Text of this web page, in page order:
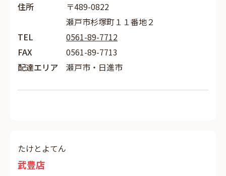
住所
〒489-0822
瀬戸市杉塚町１１番地２
TEL
0561-89-7712
FAX
0561-89-7713
配達エリア
瀬戸市・日進市
たけとよてん
武豊店